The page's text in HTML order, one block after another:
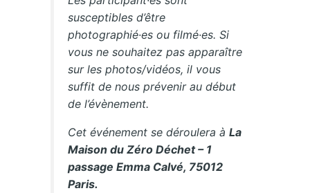
susceptibles d’être
photographié·es ou filmé·es. Si
vous ne souhaitez pas apparaître
sur les photos/vidéos, il vous
suffit de nous prévenir au début
de l’évènement.
Cet événement se déroulera àLa
Maison du Zéro Déchet – 1
passage Emma Calvé, 75012
Paris.